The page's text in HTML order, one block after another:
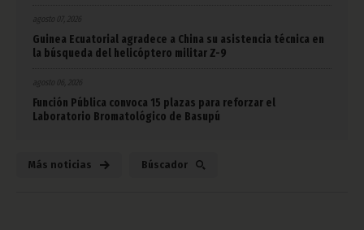
agosto 07, 2026
Guinea Ecuatorial agradece a China su asistencia técnica en
la búsqueda del helicóptero militar Z-9
agosto 06, 2026
Función Pública convoca 15 plazas para reforzar el
Laboratorio Bromatológico de Basupú
Más noticias Búscador